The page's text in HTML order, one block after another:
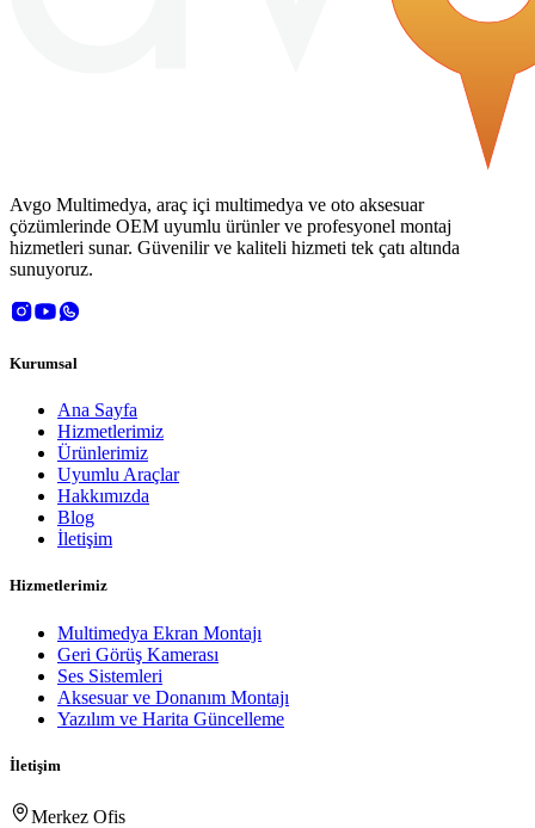
Avgo Multimedya, araç içi multimedya ve oto aksesuar
çözümlerinde OEM uyumlu ürünler ve profesyonel montaj
hizmetleri sunar. Güvenilir ve kaliteli hizmeti tek çatı altında
sunuyoruz.
Kurumsal
Ana Sayfa
Hizmetlerimiz
Ürünlerimiz
Uyumlu Araçlar
Hakkımızda
Blog
İletişim
Hizmetlerimiz
Multimedya Ekran Montajı
Geri Görüş Kamerası
Ses Sistemleri
Aksesuar ve Donanım Montajı
Yazılım ve Harita Güncelleme
İletişim
Merkez Ofis